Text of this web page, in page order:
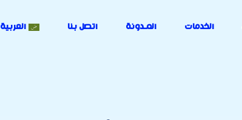
الخدمات المـدونة اتصل بنا العربية